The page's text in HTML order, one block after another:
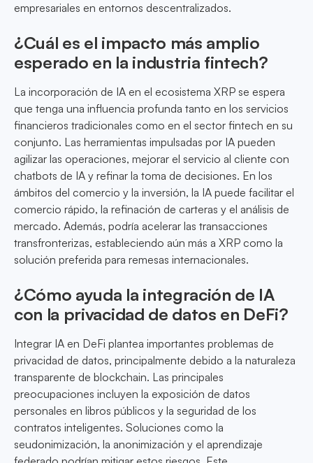
empresariales en entornos descentralizados.
¿Cuál es el impacto más amplio
esperado en la industria fintech?
La incorporación de IA en el ecosistema XRP se espera
que tenga una influencia profunda tanto en los servicios
financieros tradicionales como en el sector fintech en su
conjunto. Las herramientas impulsadas por IA pueden
agilizar las operaciones, mejorar el servicio al cliente con
chatbots de IA y refinar la toma de decisiones. En los
ámbitos del comercio y la inversión, la IA puede facilitar el
comercio rápido, la refinación de carteras y el análisis de
mercado. Además, podría acelerar las transacciones
transfronterizas, estableciendo aún más a XRP como la
solución preferida para remesas internacionales.
¿Cómo ayuda la integración de IA
con la privacidad de datos en DeFi?
Integrar IA en DeFi plantea importantes problemas de
privacidad de datos, principalmente debido a la naturaleza
transparente de blockchain. Las principales
preocupaciones incluyen la exposición de datos
personales en libros públicos y la seguridad de los
contratos inteligentes. Soluciones como la
seudonimización, la anonimización y el aprendizaje